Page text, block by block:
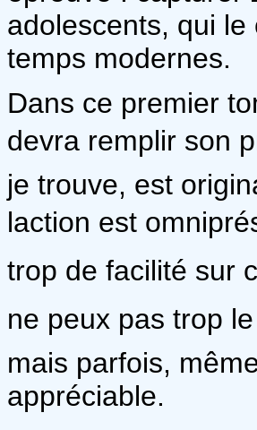
adolescents, qui
temps modernes.
Dans ce premier
devra remplir son
je trouve, est
laction est
trop de facilité sur
ne peux pas trop le
mais parfois,
appréciable.